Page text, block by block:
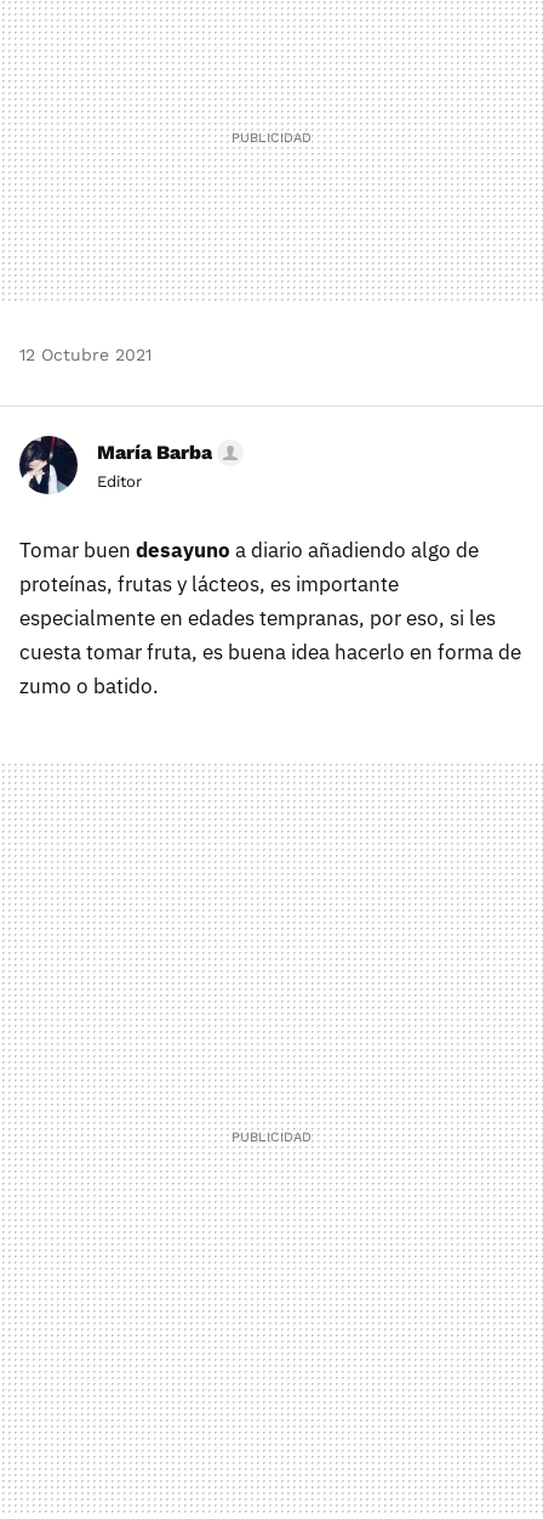
12 Octubre 2021
María Barba
Editor
Tomar buen desayuno a diario añadiendo algo de
proteínas, frutas y lácteos, es importante
especialmente en edades tempranas, por eso, si les
cuesta tomar fruta, es buena idea hacerlo en forma de
zumo o batido.